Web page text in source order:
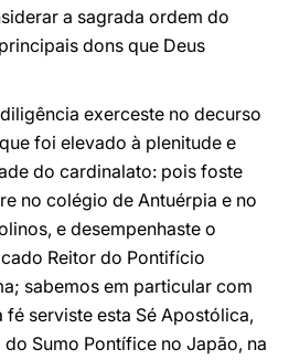
a sagrada ordem do
dons que Deus
exerceste no decurso
foi elevado à plenitude e
do cardinalato: pois foste
no colégio de Antuérpia e no
e desempenhaste o
Reitor do Pontifício
sabemos em particular com
serviste esta Sé Apostólica,
Sumo Pontífice no Japão, na